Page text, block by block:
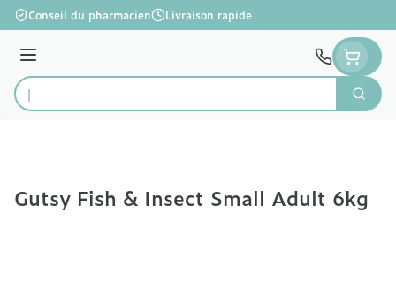
Aller au contenu
Conseil du pharmacien Livraison rapide
Menu
Rechercher
Gutsy Fish & Insect Small Adult 6kg